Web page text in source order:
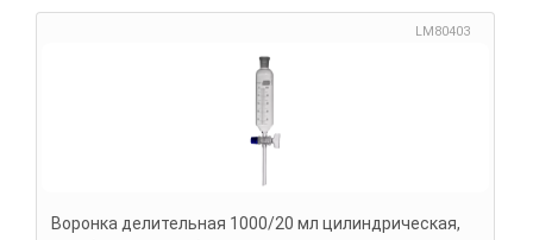
LM80403
Воронка делительная 1000/20 мл цилиндрическая,